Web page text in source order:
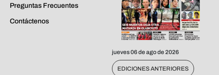
Preguntas Frecuentes
Contáctenos
jueves 06 de ago de 2026
EDICIONES ANTERIORES